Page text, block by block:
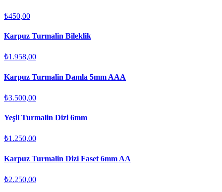
₺450,00
Karpuz Turmalin Bileklik
₺1.958,00
Karpuz Turmalin Damla 5mm AAA
₺3.500,00
Yeşil Turmalin Dizi 6mm
₺1.250,00
Karpuz Turmalin Dizi Faset 6mm AA
₺2.250,00